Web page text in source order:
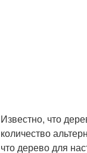
Известно, что
количество
что дерево для